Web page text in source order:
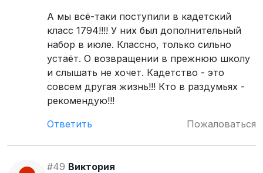
А мы всё-таки поступили в кадетский
класс 1794!!!! У них был дополнительный
набор в июле. Классно, только сильно
устаёт. О возвращении в прежнюю школу
и слышать не хочет. Кадетство - это
совсем другая жизнь!!! Кто в раздумьях -
рекомендую!!!
Ответить
Пожаловаться
#49 Виктория